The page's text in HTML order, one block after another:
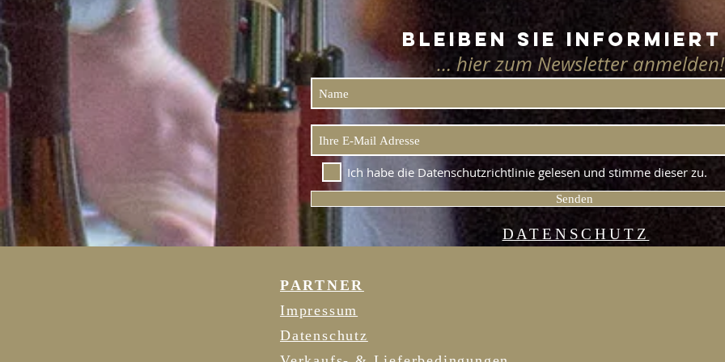
Bleiben Sie
… hier zum Newsletter anmelden!
Ich habe die Datenschutzrichtlinie gelesen und stimme dieser zu.
Senden
DATENSCHUTZ
PARTNER
Impressum
Datenschutz